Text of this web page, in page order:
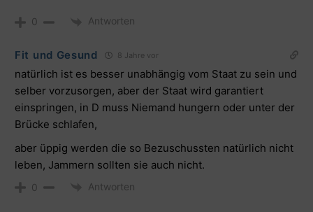
0 Antworten
Fit und Gesund 8 Jahre vor
natürlich ist es besser unabhängig vom Staat zu sein und
selber vorzusorgen, aber der Staat wird garantiert
einspringen, in D muss Niemand hungern oder unter der
Brücke schlafen,
aber üppig werden die so Bezuschussten natürlich nicht
leben, Jammern sollten sie auch nicht.
0 Antworten